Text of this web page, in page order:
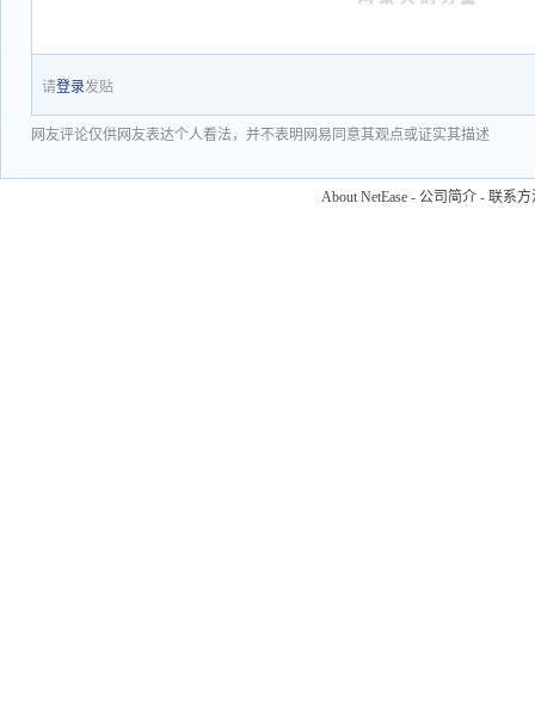
请登录发贴
网友评论仅供网友表达个人看法，并不表明网易同意其观点或证实其描述
About NetEase - 公司简介 - 联系方